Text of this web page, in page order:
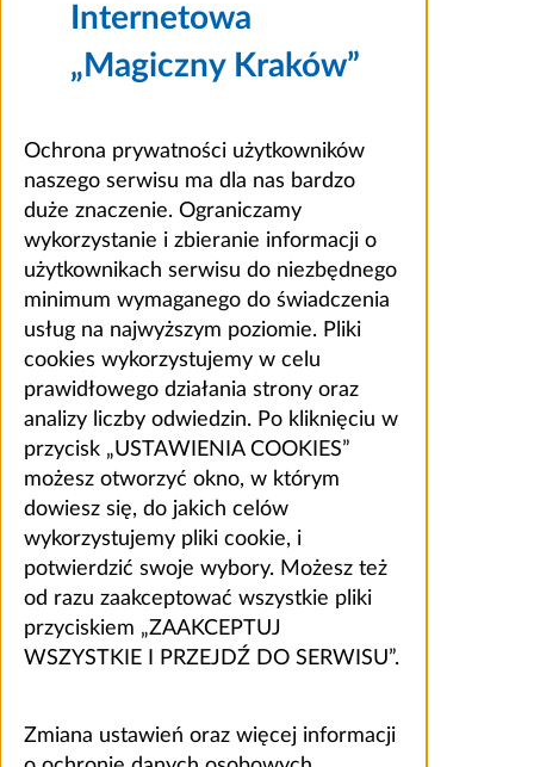
Internetowa
„Magiczny Kraków”
Ochrona prywatności użytkowników
naszego serwisu ma dla nas bardzo
duże znaczenie. Ograniczamy
wykorzystanie i zbieranie informacji o
użytkownikach serwisu do niezbędnego
minimum wymaganego do świadczenia
usług na najwyższym poziomie. Pliki
cookies wykorzystujemy w celu
prawidłowego działania strony oraz
analizy liczby odwiedzin. Po kliknięciu w
przycisk „USTAWIENIA COOKIES”
możesz otworzyć okno, w którym
dowiesz się, do jakich celów
wykorzystujemy pliki cookie, i
potwierdzić swoje wybory. Możesz też
od razu zaakceptować wszystkie pliki
przyciskiem „ZAAKCEPTUJ
WSZYSTKIE I PRZEJDŹ DO SERWISU”.
Zmiana ustawień oraz więcej informacji